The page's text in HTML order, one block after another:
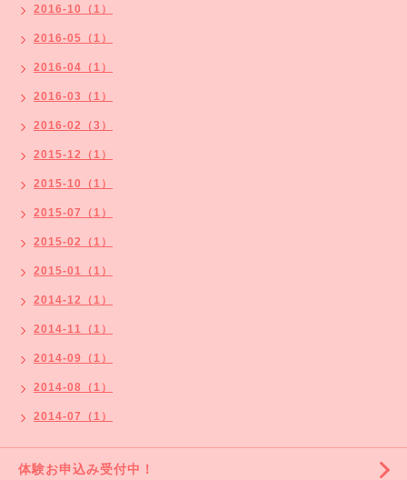
2016-10（1）
2016-05（1）
2016-04（1）
2016-03（1）
2016-02（3）
2015-12（1）
2015-10（1）
2015-07（1）
2015-02（1）
2015-01（1）
2014-12（1）
2014-11（1）
2014-09（1）
2014-08（1）
2014-07（1）
体験お申込み受付中！